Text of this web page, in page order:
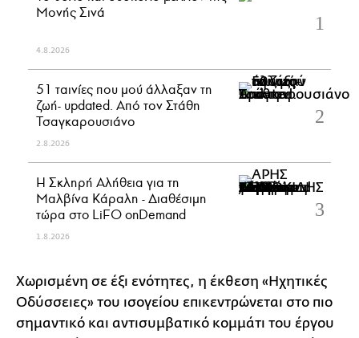
Μονής Σινά
4.8.2026
51 ταινίες που μού άλλαξαν τη
ζωή- updated. Aπό τον Στάθη
Τσαγκαρουσιάνο
2.8.2026
Η Σκληρή Αλήθεια για τη
Μαλβίνα Κάραλη - Διαθέσιμη
τώρα στo LiFO onDemand
1.8.2026
Χωρισμένη σε έξι ενότητες, η έκθεση «Ηχητικές
Οδύσσειες» του ισογείου επικεντρώνεται στο πιο
σημαντικό και αντισυμβατικό κομμάτι του έργου